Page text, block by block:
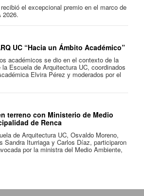
el excepcional premio en el marco de
2026.
UC “Hacia un Ámbito Académico”
académicos se dio en el contexto de la
Escuela de Arquitectura UC, coordinados
Elvira Pérez y moderados por el
terreno con Ministerio de Medio
de Renca
de Arquitectura UC, Osvaldo Moreno,
Sandra Iturriaga y Carlos Díaz, participaron
por la ministra del Medio Ambiente,